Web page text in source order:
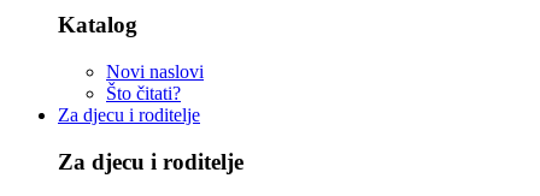
Katalog
Novi naslovi
Što čitati?
Za djecu i roditelje
Za djecu i roditelje